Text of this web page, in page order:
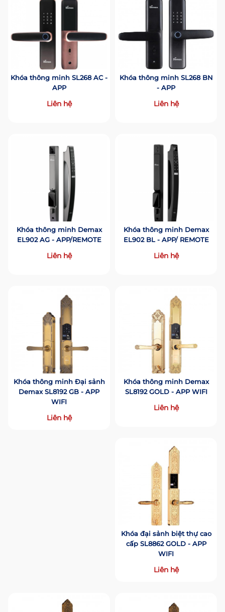
Khóa thông minh SL268 AC -
APP
Liên hệ
Khóa thông minh SL268 BN
- APP
Liên hệ
Khóa thông minh Demax
EL902 AG - APP/REMOTE
Liên hệ
Khóa thông minh Demax
EL902 BL - APP/ REMOTE
Liên hệ
Khóa thông minh Đại sảnh
Demax SL8192 GB - APP
WIFI
Liên hệ
Khóa thông minh Demax
SL8192 GOLD - APP WIFI
Liên hệ
Khóa đại sảnh biệt thự cao
cấp SL8862 GOLD - APP
WIFI
Liên hệ